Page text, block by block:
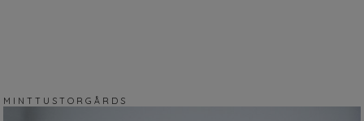
M I N T T U S T O R G Å R D S